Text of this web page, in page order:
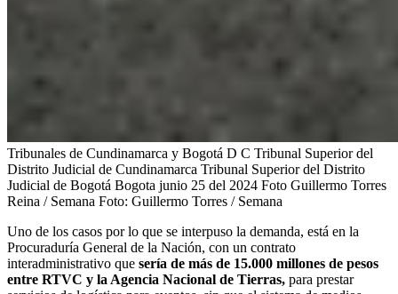
Tribunales de Cundinamarca y Bogotá D C Tribunal Superior del
Distrito Judicial de Cundinamarca Tribunal Superior del Distrito
Judicial de Bogotá Bogota junio 25 del 2024 Foto Guillermo Torres
Reina / Semana Foto: Guillermo Torres / Semana
Uno de los casos por lo que se interpuso la demanda, está en la
Procuraduría General de la Nación, con un contrato
interadministrativo que sería de más de 15.000 millones de pesos
entre RTVC y la Agencia Nacional de Tierras, para prestar